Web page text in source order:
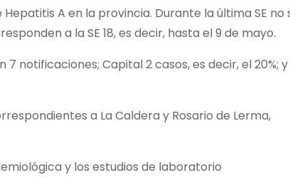
A en la provincia. Durante la última SE no
a la SE 18, es decir, hasta el 9 de mayo.
notificaciones; Capital 2 casos, es decir, el 20%; y
a La Caldera y Rosario de Lerma,
y los estudios de laboratorio